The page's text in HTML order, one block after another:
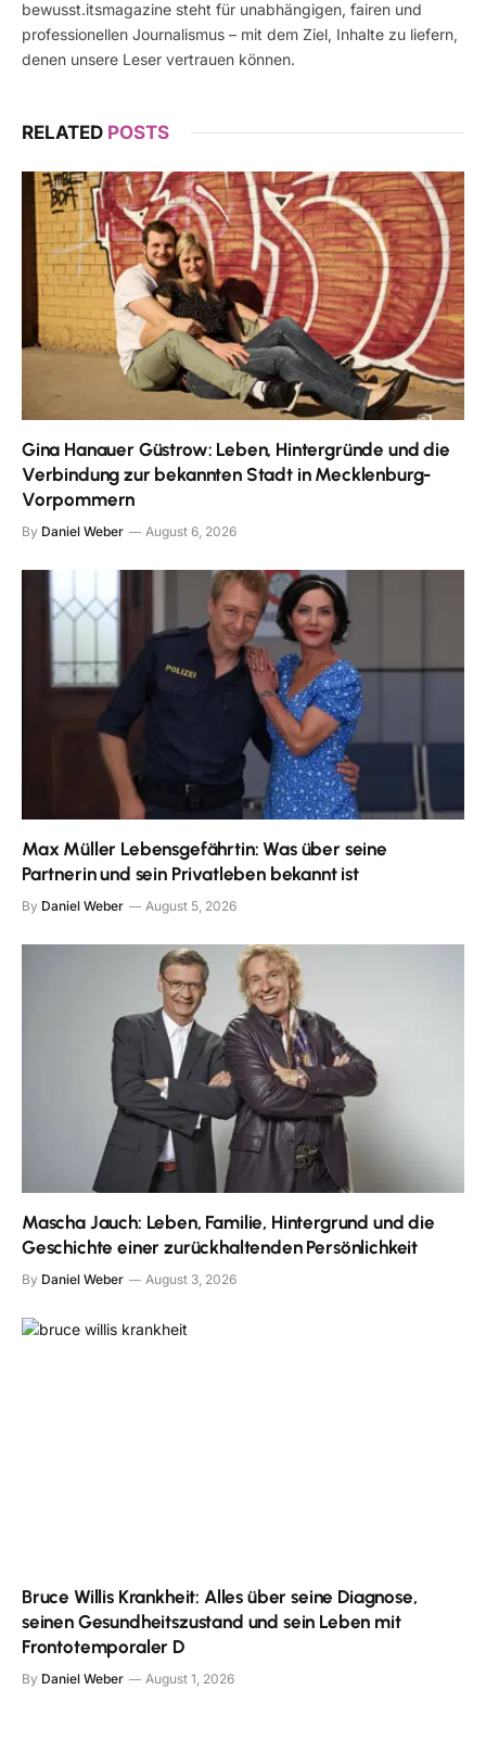
bewusst.itsmagazine steht für unabhängigen, fairen und
professionellen Journalismus – mit dem Ziel, Inhalte zu liefern,
denen unsere Leser vertrauen können.
RELATED POSTS
Gina Hanauer Güstrow: Leben, Hintergründe und die
Verbindung zur bekannten Stadt in Mecklenburg-
Vorpommern
By Daniel Weber August 6, 2026
Max Müller Lebensgefährtin: Was über seine
Partnerin und sein Privatleben bekannt ist
By Daniel Weber August 5, 2026
Mascha Jauch: Leben, Familie, Hintergrund und die
Geschichte einer zurückhaltenden Persönlichkeit
By Daniel Weber August 3, 2026
Bruce Willis Krankheit: Alles über seine Diagnose,
seinen Gesundheitszustand und sein Leben mit
Frontotemporaler D
By Daniel Weber August 1, 2026